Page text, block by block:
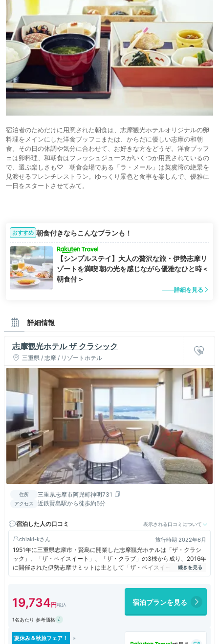
宿泊者のためだけに用意された朝食は、志摩観光ホテルオリジナルの卵
料理をメインにした洋食ブッフェまたは、からだに優しい志摩の和朝
食。その日の体調や気分に合わせて、お好きな方をどうぞ。洋食ブッフ
ェは卵料理、和朝食はフレッシュジュースがいくつか用意されているの
で、選ぶ楽しさも♡ 朝食会場である「ラ・メール」は英虞湾の絶景を
見渡せるフレンチレストラン。ゆっくり景色と食事を楽しんで、優雅に
一日をスタートさせてみて。
おすすめ 朝食付きならこんなプランも！
【シンプルステイ】大人の贅沢な旅・伊勢志摩リ
ゾートを満喫 朝の光を感じながら優雅なひと時＜
朝食付＞
詳細を見る
詳細情報
志摩観光ホテル ザ クラシック
三重県 / 志摩 / リゾートホテル
住所 三重県志摩市阿児町神明731
アクセス 近鉄賢島駅から徒歩約5分
宿泊した人の口コミ 表示される口コミについて
chiaki-k 旅行時期 2022年6月
1951年に三重県志摩市・賢島に開業した志摩観光ホテルは「ザ・クラシ
ック」、「ザ・ベイスイート」、「ザ・クラブ」の3棟から成り、2016年
に開催された伊勢志摩サミットは主として「ザ・ベイスイート」で、行わ
れました。今回宿泊したのは「ザ・クラシック」でしたが、夕食は１階に
ました。
翌朝、庭園を散策したあと「ザ・ベイスイート」に行きましたが、宿泊者
た。このホテルへ行かれる方は両ラウンジの利用をお勧めいたします。
19,734 宿泊プランを見る
1名あたり 参考価格
夏休み＆秋旅フェア！